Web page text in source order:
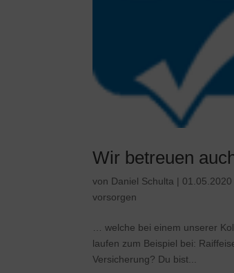
Wir betreuen
von Daniel Schulta | 01.05.2020
vorsorgen
… welche bei einem unserer
laufen zum Beispiel bei:
Versicherung? Du bist...